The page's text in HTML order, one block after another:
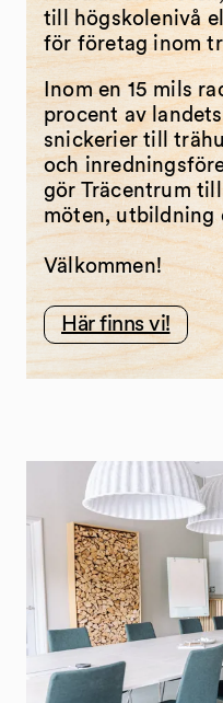
till högskolenivå
för företag inom
Inom en 15 mils
procent av
snickerier till
och
gör Träcentrum
möten, utbildning
Välkommen!
Här finns vi!